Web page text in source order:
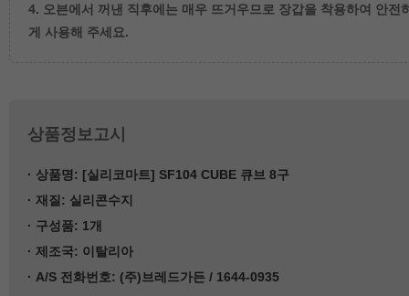
4. 오븐에서 꺼낸 직후에는 매우 뜨거우므로 장갑을 착용하여 안전
게 사용해 주세요.
상품정보고시
· 상품명: [실리코마트] SF104 CUBE 큐브 8구
· 재질: 실리콘수지
· 구성품: 1개
· 제조국: 이탈리아
· A/S 전화번호: (주)브레드가든 / 1644-0935